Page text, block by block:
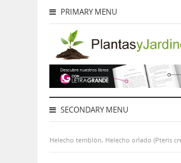
PRIMARY MENU
SECONDARY MENU
Helecho temblón, Helecho orlado (Pteris